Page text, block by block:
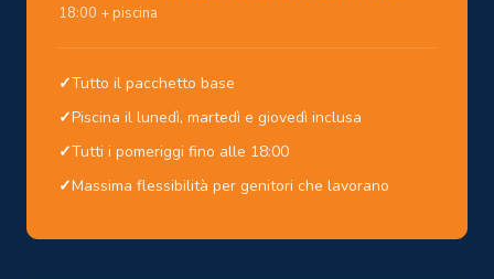
18:00 + piscina
✓Tutto il pacchetto base
✓Piscina il lunedì, martedì e giovedì inclusa
✓Tutti i pomeriggi fino alle 18:00
✓Massima flessibilità per genitori che lavorano